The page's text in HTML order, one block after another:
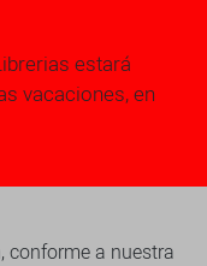
estará
vacaciones, en
conforme a nuestra